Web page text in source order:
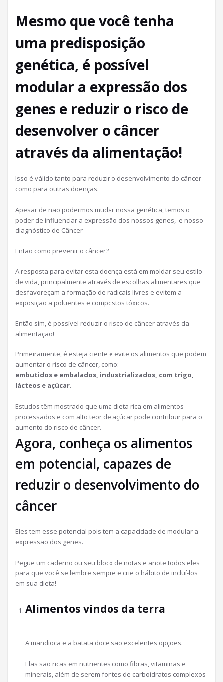
Mesmo que você tenha
uma predisposição
genética, é possível
modular a expressão dos
genes e reduzir o risco de
desenvolver o câncer
através da alimentação!
Isso é válido tanto para reduzir o desenvolvimento do câncer
como para outras doenças.
Apesar de não podermos mudar nossa genética, temos o
poder de influenciar a expressão dos nossos genes, e nosso
diagnóstico de Câncer
Então como prevenir o câncer?
A resposta para evitar esta doença está em moldar seu estilo
de vida, principalmente através de escolhas alimentares que
desfavoreçam a formação de radicais livres e evitem a
exposição a poluentes e compostos tóxicos.
Então sim, é possível reduzir o risco de câncer através da
alimentação!
Primeiramente, é esteja ciente e evite os alimentos que podem
aumentar o risco de câncer, como:
embutidos e embalados, industrializados, com trigo,
lácteos e açúcar.
Estudos têm mostrado que uma dieta rica em alimentos
processados e com alto teor de açúcar pode contribuir para o
aumento do risco de câncer.
Agora, conheça os alimentos
em potencial, capazes de
reduzir o desenvolvimento do
câncer
Eles tem esse potencial pois tem a capacidade de modular a
expressão dos genes.
Pegue um caderno ou seu bloco de notas e anote todos eles
para que você se lembre sempre e crie o hábito de incluí-los
em sua dieta!
Alimentos vindos da terra
A mandioca e a batata doce são excelentes opções.
Elas são ricas em nutrientes como fibras, vitaminas e
minerais, além de serem fontes de carboidratos complexos